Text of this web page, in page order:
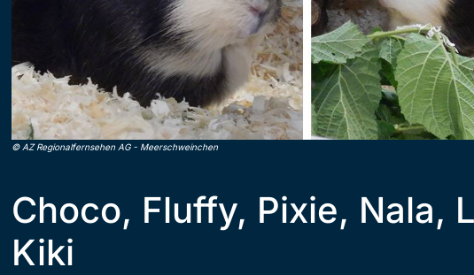
© AZ Regionalfernsehen AG- Meerschweinchen
Choco, Fluffy, Pixie, Nala,
Kiki